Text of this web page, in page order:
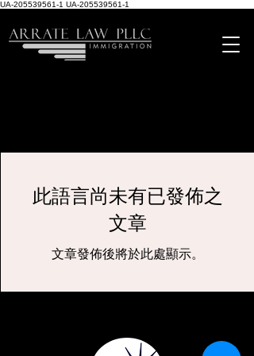
UA-205539561-1 UA-205539561-1
此語言尚未有已發佈之
文章
文章發佈後將於此處顯示。